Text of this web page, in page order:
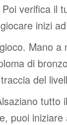
verifica il
inizi
Mano a
di
del
tutto
puoi iniziare